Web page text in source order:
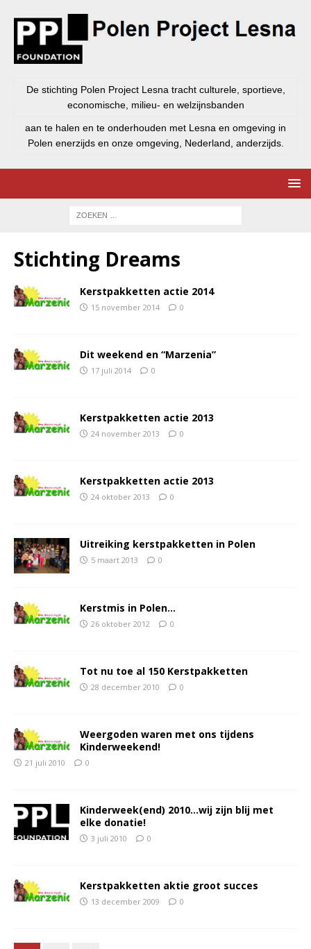
De stichting Polen Project Lesna tracht culturele, sportieve,
economische, milieu- en welzijnsbanden
aan te halen en te onderhouden met Lesna en omgeving in
Polen enerzijds en onze omgeving, Nederland, anderzijds.
Stichting Dreams
Kerstpakketten actie 2014
15 november 2014 0
Dit weekend en “Marzenia”
17 juli 2014 0
Kerstpakketten actie 2013
24 november 2013 0
Kerstpakketten actie 2013
24 oktober 2013 0
Uitreiking kerstpakketten in Polen
5 maart 2013 0
Kerstmis in Polen…
26 oktober 2012 0
Tot nu toe al 150 Kerstpakketten
28 december 2010 0
Weergoden waren met ons tijdens
Kinderweekend!
21 juli 2010 0
Kinderweek(end) 2010…wij zijn blij met
elke donatie!
3 juli 2010 0
Kerstpakketten aktie groot succes
13 december 2009 0